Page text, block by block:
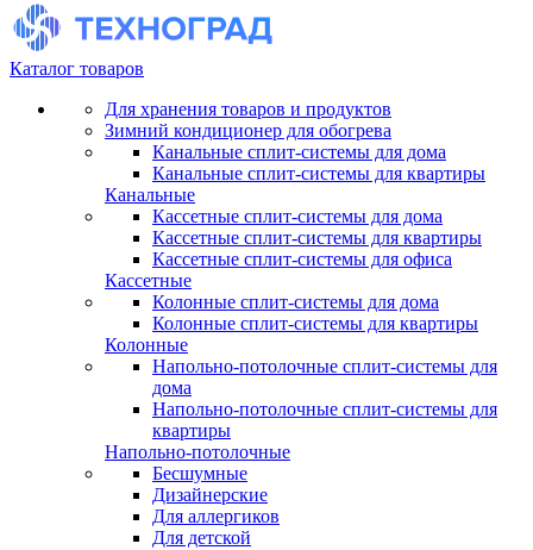
Каталог товаров
Для хранения товаров и продуктов
Зимний кондиционер для обогрева
Канальные сплит-системы для дома
Канальные сплит-системы для квартиры
Канальные
Кассетные сплит-системы для дома
Кассетные сплит-системы для квартиры
Кассетные сплит-системы для офиса
Кассетные
Колонные сплит-системы для дома
Колонные сплит-системы для квартиры
Колонные
Напольно-потолочные сплит-системы для
дома
Напольно-потолочные сплит-системы для
квартиры
Напольно-потолочные
Бесшумные
Дизайнерские
Для аллергиков
Для детской